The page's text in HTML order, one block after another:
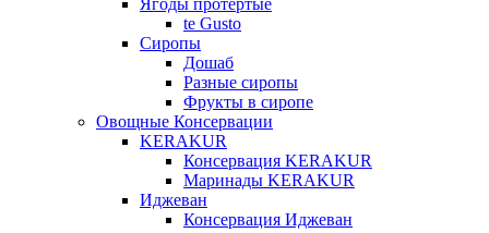
Ягоды протёртые
te Gusto
Сиропы
Дошаб
Разные сиропы
Фрукты в сиропе
Овощные Консервации
KERAKUR
Консервация KERAKUR
Маринады KERAKUR
Иджеван
Консервация Иджеван